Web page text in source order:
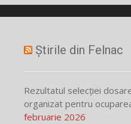
Știrile din Felnac
Rezultatul selecției
organizat pentru
februarie 2026